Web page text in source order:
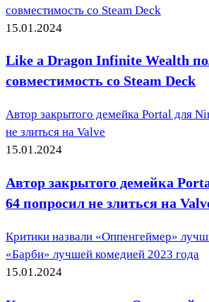
совместимость со Steam Deck
15.01.2024
Like a Dragon Infinite Wealth
совместимость со Steam Deck
Автор закрытого демейка Portal для
не злиться на Valve
15.01.2024
Автор закрытого демейка
64 попросил не злиться на
Критики назвали «Оппенгеймер»
«Барби» лучшей комедией 2023 года
15.01.2024